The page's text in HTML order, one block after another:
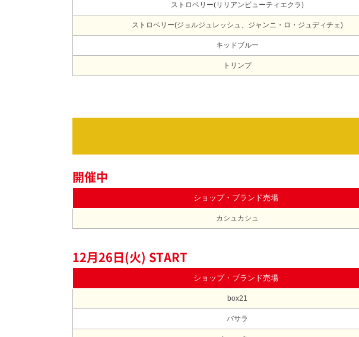
ストロベリー(リリアンビューティエクラ)
ストロベリー(ジョルジュレッシュ、ジャンニ・ロ・ジュディチェ)
キッドブルー
トリンプ
開催中
ショップ・ブランド売場
カシュカシュ
12月26日(火) START
ショップ・ブランド売場
box21
バサラ